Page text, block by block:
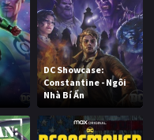
DC Showcase:
Constantine - Ngôi
Nhà Bí Ẩn